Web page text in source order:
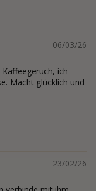
06/03/26
ich
Macht glücklich und
23/02/26